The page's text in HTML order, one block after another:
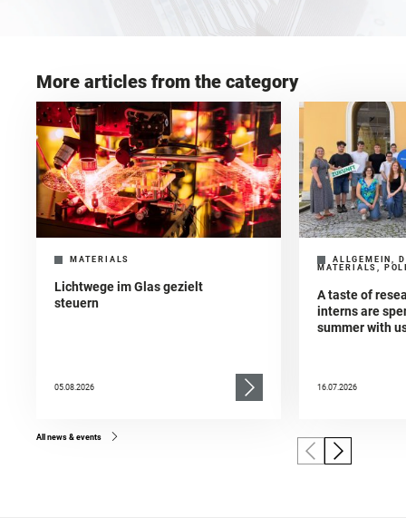
More articles from the category
MATERIALS
Lichtwege im Glas gezielt
steuern
05.08.2026
ALLGEMEIN,
MATERIALS,
A taste of
interns are
summer with
16.07.2026
All news & events